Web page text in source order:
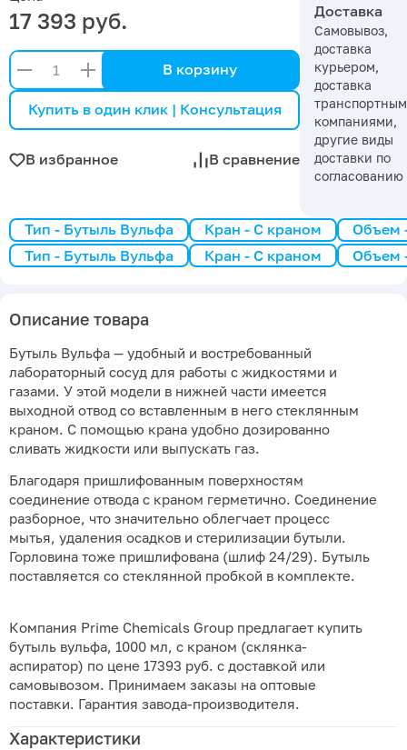
17 393 руб.
В корзину
Купить в один клик | Консультация
В избранное В сравнение
Доставка
Самовывоз,
доставка
курьером,
доставка
компаниями,
другие виды
доставки по
согласованию
Тип - Бутыль Вульфа Кран - С краном
Объем
Тип - Бутыль Вульфа
Кран - С краном Объем
Описание товара
Бутыль Вульфа — удобный и востребованный
лабораторный сосуд для работы с жидкостями и
газами. У этой модели в нижней части имеется
выходной отвод со вставленным в него стеклянным
краном. С помощью крана удобно дозированно
сливать жидкости или выпускать газ.
Благодаря пришлифованным поверхностям
соединение отвода с краном герметично. Соединение
разборное, что значительно облегчает процесс
мытья, удаления осадков и стерилизации бутыли.
Горловина тоже пришлифована (шлиф 24/29). Бутыль
поставляется со стеклянной пробкой в комплекте.
Компания Prime Chemicals Group предлагает купить
бутыль вульфа, 1000 мл, с краном (склянка-
аспиратор) по цене 17393 руб. с доставкой или
самовывозом. Принимаем заказы на оптовые
поставки. Гарантия завода-производителя.
Характеристики